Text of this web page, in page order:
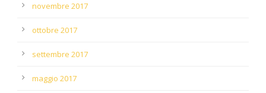
novembre 2017
ottobre 2017
settembre 2017
maggio 2017